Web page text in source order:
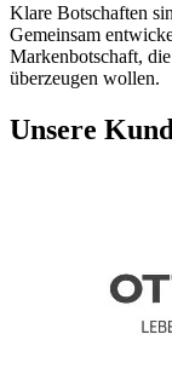
Klare Botschaften
Gemeinsam
Markenbotschaft,
überzeugen wollen.
Unsere